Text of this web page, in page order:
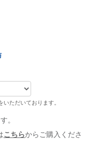
ただいております。
。
こちらからご購入くださ